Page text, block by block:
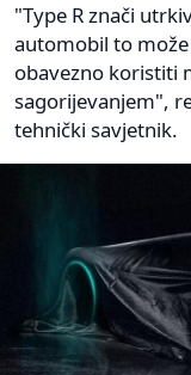
"Type R znači
automobil to
obavezno koristiti
sagorijevanjem",
tehnički savjetnik.